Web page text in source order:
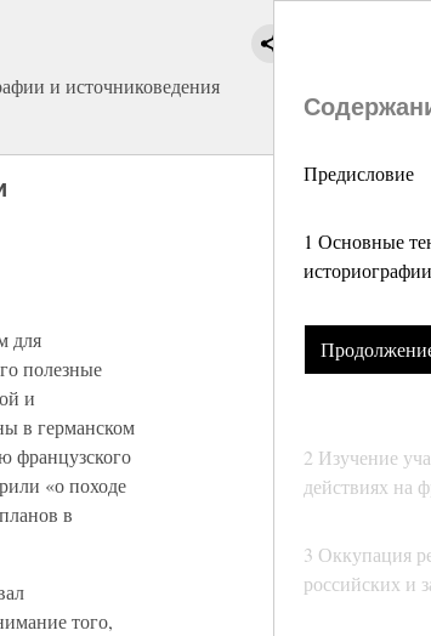
и источниковедения
Предисловие
1 Основные
2 Изучение
действиях на
3 Оккупация
российских и
для
полезные
и
в германском
французского
«о походе
в
того,